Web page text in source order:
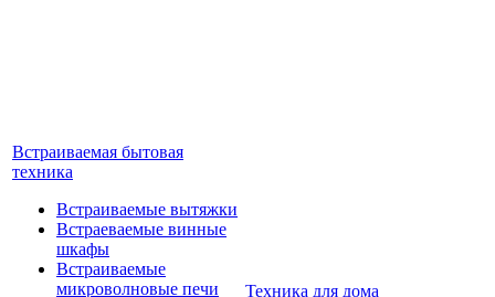
Встраиваемая бытовая
техника
Встраиваемые вытяжки
Встраеваемые винные
шкафы
Встраиваемые
микроволновые печи
Техника для дома